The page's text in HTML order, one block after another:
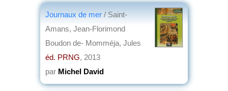
Journaux de mer / Saint-
Amans, Jean-Florimond
Boudon de- Momméja, Jules
éd. PRNG, 2013
par Michel David